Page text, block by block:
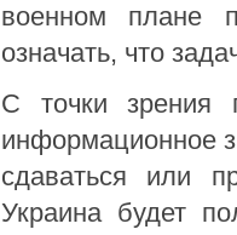
военном плане
означать, что
С точки зрения
информационное
сдаваться или
Украина будет